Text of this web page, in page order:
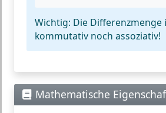
Wichtig: Die Differenzmenge
kommutativ noch assoziativ!
Mathematische